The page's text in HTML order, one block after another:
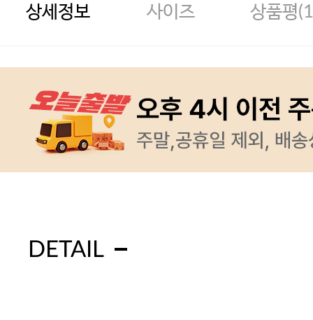
상세정보 사이즈 상품평(1
DETAIL